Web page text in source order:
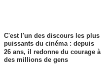
C'est l'un des discours les plus
puissants du cinéma : depuis
26 ans, il redonne du courage à
des millions de gens